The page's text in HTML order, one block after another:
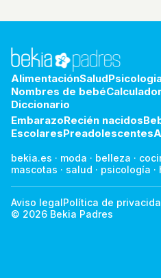
AlimentaciónSalud
Nombres de bebé
Diccionario
EmbarazoRecién nacidos
EscolaresPreadolescentes
bekia.es · moda · belleza ·
mascotas · salud · psicología ·
Aviso legal Política de
© 2026 Bekia Padres